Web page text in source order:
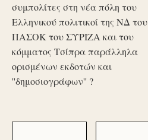
συμπολίτες στη νέα πόλη του
Ελληνικού πολιτικοί της ΝΔ του
ΠΑΣΟΚ του ΣΥΡΙΖΑ και του
κόμματος Τσίπρα παράλληλα
ορισμένων εκδοτών και
''δημοσιογράφων'' ?